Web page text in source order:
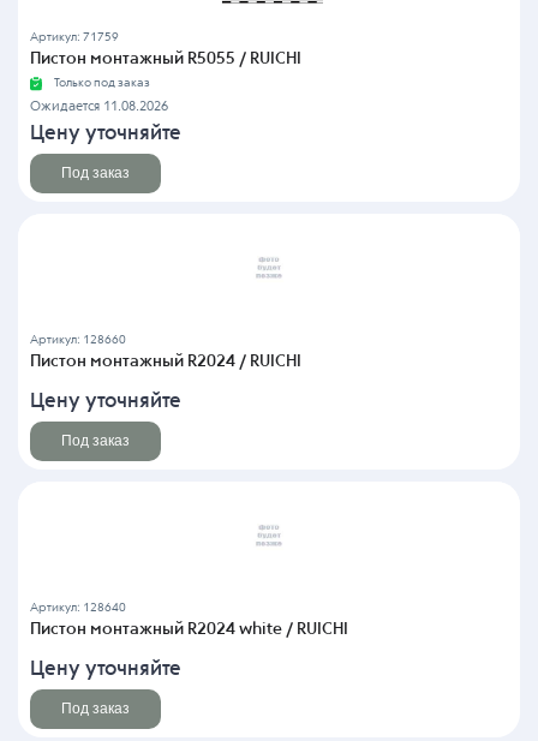
Артикул: 71759
Пистон монтажный R5055 / RUICHI
Только под заказ
Ожидается 11.08.2026
Цену уточняйте
Под заказ
Артикул: 128660
Пистон монтажный R2024 / RUICHI
Цену уточняйте
Под заказ
Артикул: 128640
Пистон монтажный R2024 white / RUICHI
Цену уточняйте
Под заказ